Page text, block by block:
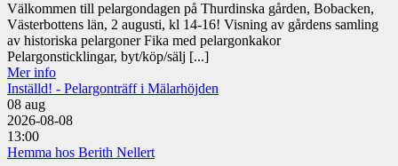
Välkommen till pelargondagen på Thurdinska gården, Bobacken,
Västerbottens län, 2 augusti, kl 14-16! Visning av gårdens samling
av historiska pelargoner Fika med pelargonkakor
Pelargonsticklingar, byt/köp/sälj [...]
Mer info
Inställd! - Pelargonträff i Mälarhöjden
08 aug
2026-08-08
13:00
Hemma hos Berith Nellert